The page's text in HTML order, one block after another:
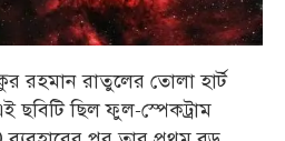
রহমান রাতুলের তোলা হার্ট
ছিল ফুল-স্পেকট্রাম